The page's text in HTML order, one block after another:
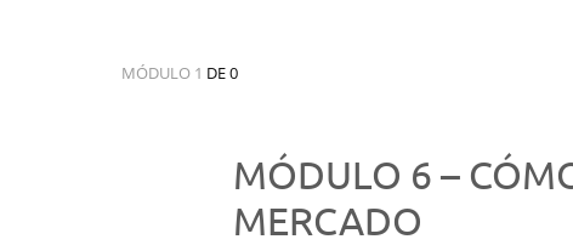
MÓDULO 1 DE 0
MÓDULO 6 –
MERCADO